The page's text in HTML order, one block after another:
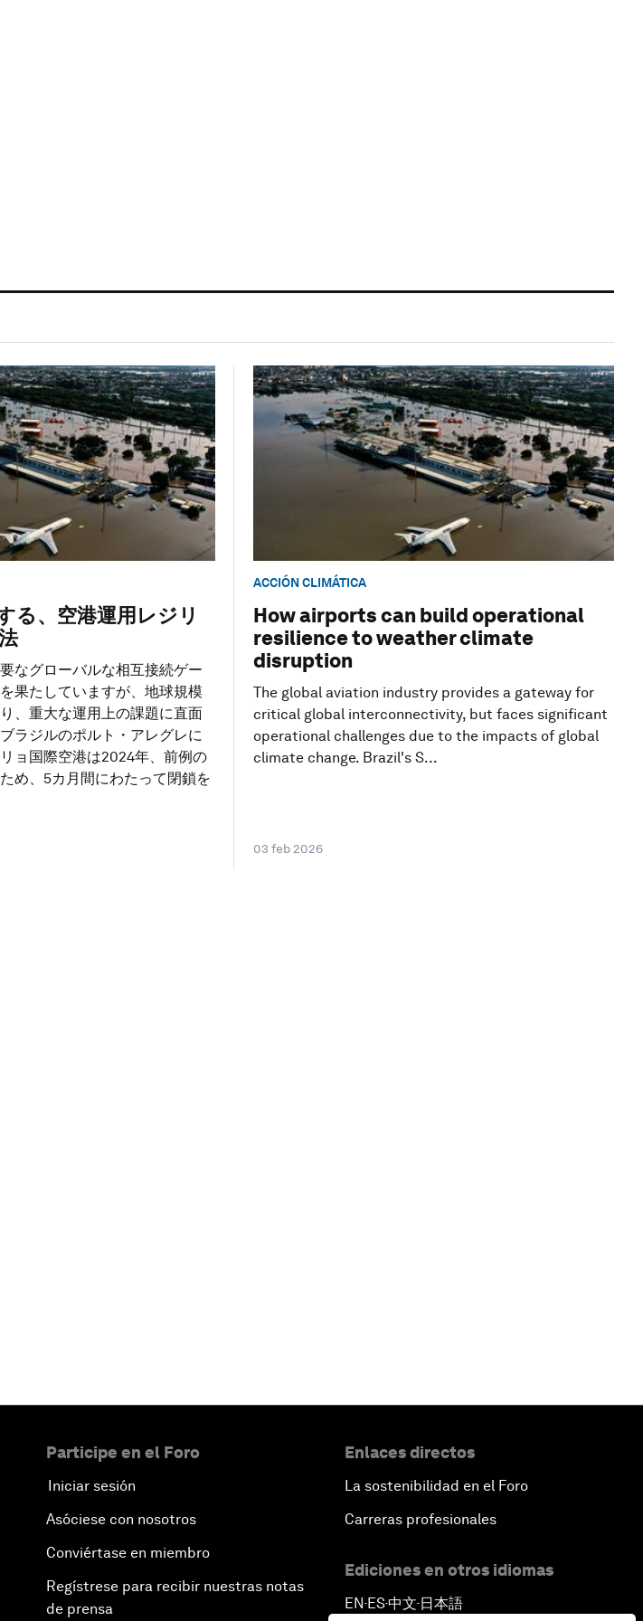
る、空港運用レジリ
なグローバルな相互接続ゲー
果たしていますが、地球規模
、重大な運用上の課題に直面
ラジルのポルト・アレグレに
ョ国際空港は2024年、前例の
め、5カ月間にわたって閉鎖を
ACCIÓN CLIMÁTICA
How airports can build operational
resilience to weather climate
disruption
The global aviation industry provides a gateway for
critical global interconnectivity, but faces significant
operational challenges due to the impacts of global
climate change. Brazil's S...
03 feb 2026
Participe en el Foro
Iniciar sesión
Asóciese con nosotros
Conviértase en miembro
Regístrese para recibir nuestras notas
de prensa
Enlaces directos
La sostenibilidad en el Foro
Carreras profesionales
Ediciones en otros idiomas
EN ▪ ES▪中文▪ 日本語